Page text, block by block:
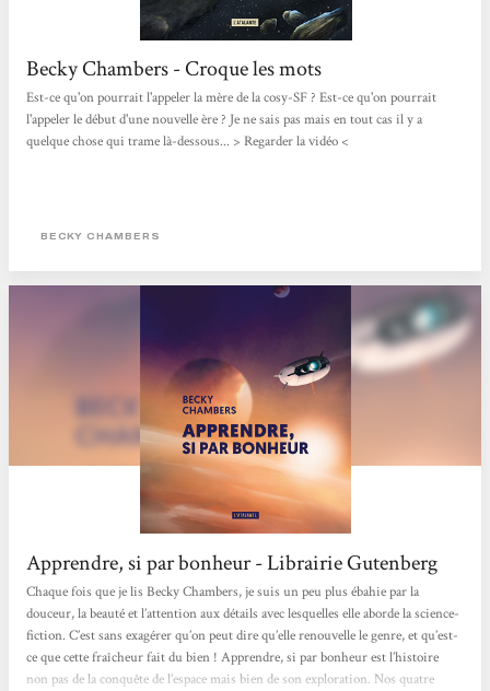
Becky Chambers - Croque les mots
Est-ce qu'on pourrait l'appeler la mère de la cosy-SF ? Est-ce qu'on pourrait
l'appeler le début d'une nouvelle ère ? Je ne sais pas mais en tout cas il y a
quelque chose qui trame là-dessous... > Regarder la vidéo <
BECKY CHAMBERS
Apprendre, si par bonheur - Librairie Gutenberg
Chaque fois que je lis Becky Chambers, je suis un peu plus ébahie par la
douceur, la beauté et l’attention aux détails avec lesquelles elle aborde la science-
fiction. C’est sans exagérer qu’on peut dire qu’elle renouvelle le genre, et qu’est-
ce que cette fraîcheur fait du bien ! Apprendre, si par bonheur est l’histoire
non pas de la conquête de l’espace mais bien de son exploration. Nos quatre